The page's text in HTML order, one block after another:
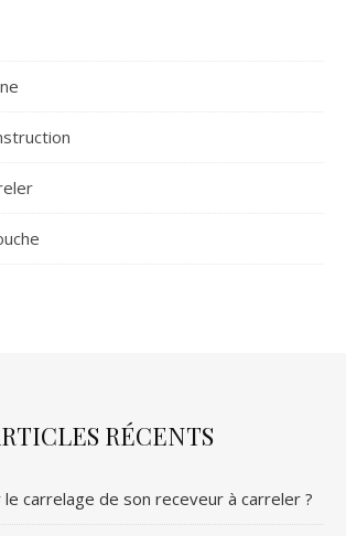
RÉCENTS
carrelage de son receveur à carreler ?